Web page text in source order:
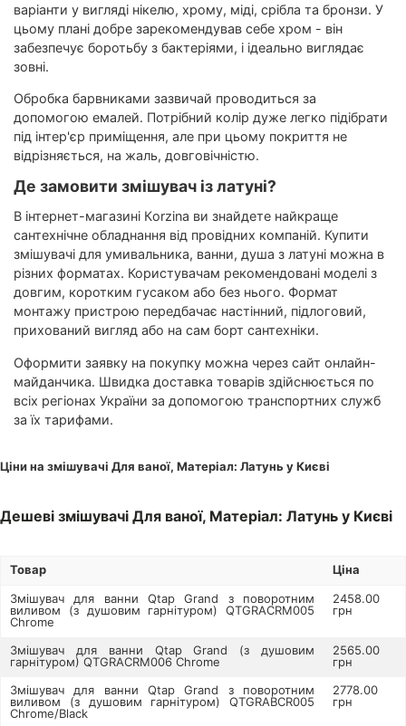
варіанти у вигляді нікелю, хрому, міді, срібла та бронзи. У
цьому плані добре зарекомендував себе хром - він
забезпечує боротьбу з бактеріями, і ідеально виглядає
зовні.
Обробка барвниками зазвичай проводиться за
допомогою емалей. Потрібний колір дуже легко підібрати
під інтер'єр приміщення, але при цьому покриття не
відрізняється, на жаль, довговічністю.
Де замовити змішувач із латуні?
В інтернет-магазині Кorzina ви знайдете найкраще
сантехнічне обладнання від провідних компаній. Купити
змішувачі для умивальника, ванни, душа з латуні можна в
різних форматах. Користувачам рекомендовані моделі з
довгим, коротким гусаком або без нього. Формат
монтажу пристрою передбачає настінний, підлоговий,
прихований вигляд або на сам борт сантехніки.
Оформити заявку на покупку можна через сайт онлайн-
майданчика. Швидка доставка товарів здійснюється по
всіх регіонах України за допомогою транспортних служб
за їх тарифами.
Ціни на змішувачі Для ваної, Матеріал: Латунь у Києві
Дешеві змішувачі Для ваної, Матеріал: Латунь у Києві
Товар
Ціна
Змішувач для ванни Qtap Grand з поворотним
виливом (з душовим гарнітуром) QTGRACRM005
Chrome
2458.00
грн
Змішувач для ванни Qtap Grand (з душовим
гарнітуром) QTGRACRM006 Chrome
2565.00
грн
Змішувач для ванни Qtap Grand з поворотним
виливом (з душовим гарнітуром) QTGRABCR005
Chrome/Black
2778.00
грн